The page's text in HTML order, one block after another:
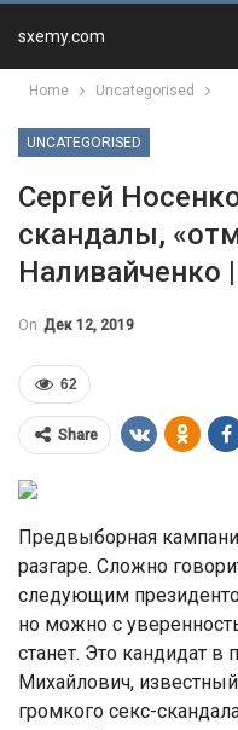
sxemy.com
Home Uncategorised
UNCATEGORISED
Сергей
скандалы,
On Дек 12, 2019
62
Share
Предвыборная
разгаре. Сложно
следующим
но можно с
станет. Это кандидат
Михайлович,
громкого секс-